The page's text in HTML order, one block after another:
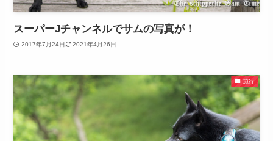
スーパーJチャンネルでサムの写真が！
2017年7月24日 2021年4月26日
旅行